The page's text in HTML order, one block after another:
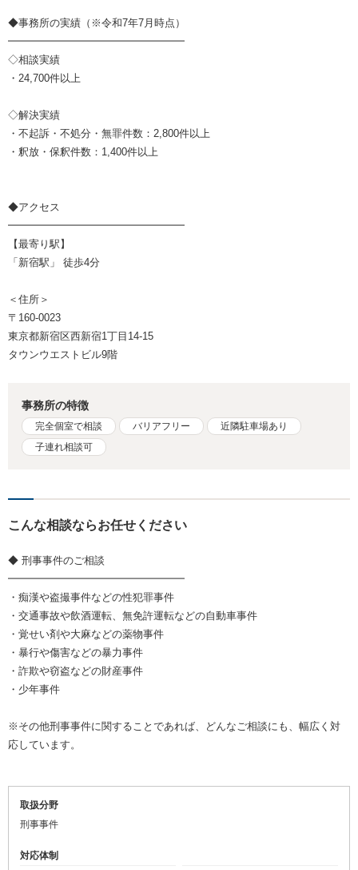
◆事務所の実績（※令和7年7月時点）
━━━━━━━━━━━━━━━━━
◇相談実績
・24,700件以上
◇解決実績
・不起訴・不処分・無罪件数：2,800件以上
・釈放・保釈件数：1,400件以上
◆アクセス
━━━━━━━━━━━━━━━━━
【最寄り駅】
「新宿駅」 徒歩4分
＜住所＞
〒160-0023
東京都新宿区西新宿1丁目14-15
タウンウエストビル9階
事務所の特徴
完全個室で相談 バリアフリー
近隣駐車場あり
子連れ相談可
こんな相談ならお任せください
◆ 刑事事件のご相談
━━━━━━━━━━━━━━━━━
・痴漢や盗撮事件などの性犯罪事件
・交通事故や飲酒運転、無免許運転などの自動車事件
・覚せい剤や大麻などの薬物事件
・暴行や傷害などの暴力事件
・詐欺や窃盗などの財産事件
・少年事件
※その他刑事事件に関することであれば、どんなご相談にも、幅広く対
応しています。
取扱分野
刑事事件
対応体制